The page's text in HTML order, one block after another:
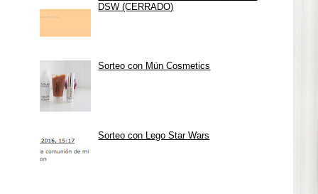
DSW (CERRADO)
Sorteo con Mün Cosmetics
Sorteo con Lego Star Wars